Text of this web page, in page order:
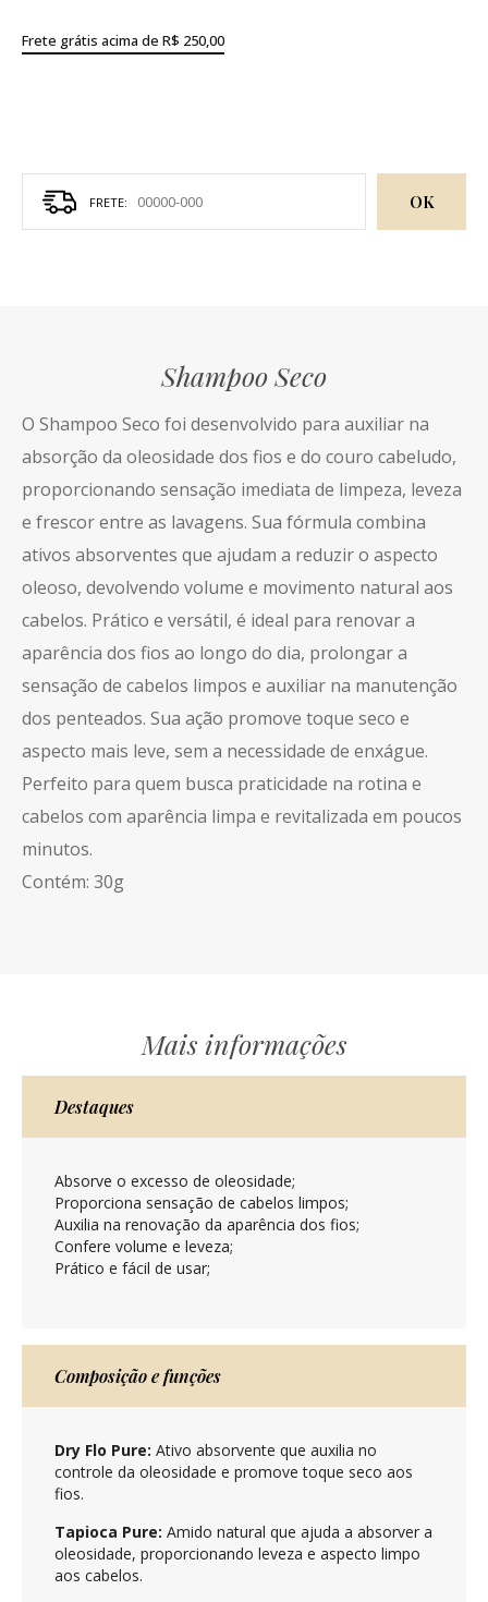
Frete grátis acima de R$ 250,00
OK
Shampoo Seco
O Shampoo Seco foi desenvolvido para auxiliar na
absorção da oleosidade dos fios e do couro cabeludo,
proporcionando sensação imediata de limpeza, leveza
e frescor entre as lavagens. Sua fórmula combina
ativos absorventes que ajudam a reduzir o aspecto
oleoso, devolvendo volume e movimento natural aos
cabelos. Prático e versátil, é ideal para renovar a
aparência dos fios ao longo do dia, prolongar a
sensação de cabelos limpos e auxiliar na manutenção
dos penteados. Sua ação promove toque seco e
aspecto mais leve, sem a necessidade de enxágue.
Perfeito para quem busca praticidade na rotina e
cabelos com aparência limpa e revitalizada em poucos
minutos.
Contém: 30g
Mais informações
Destaques
Absorve o excesso de oleosidade;
Proporciona sensação de cabelos limpos;
Auxilia na renovação da aparência dos fios;
Confere volume e leveza;
Prático e fácil de usar;
Composição e funções
Dry Flo Pure: Ativo absorvente que auxilia no
controle da oleosidade e promove toque seco aos
fios.
Tapioca Pure: Amido natural que ajuda a absorver a
oleosidade, proporcionando leveza e aspecto limpo
aos cabelos.